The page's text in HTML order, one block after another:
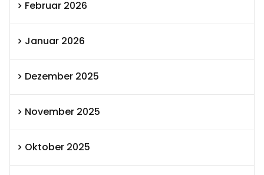
Februar 2026
Januar 2026
Dezember 2025
November 2025
Oktober 2025